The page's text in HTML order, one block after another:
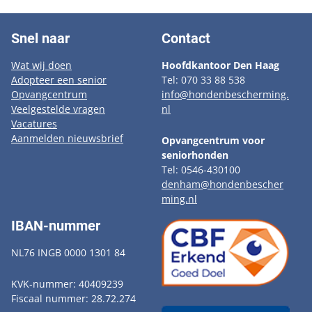
Snel naar
Wat wij doen
Adopteer een senior
Opvangcentrum
Veelgestelde vragen
Vacatures
Aanmelden nieuwsbrief
Contact
Hoofdkantoor Den Haag
Tel: 070 33 88 538
info@hondenbescherming.
nl
Opvangcentrum voor
seniorhonden
Tel: 0546-430100
denham@hondenbescher
ming.nl
IBAN-nummer
NL76 INGB 0000 1301 84
KVK-nummer: 40409239
Fiscaal nummer: 28.72.274